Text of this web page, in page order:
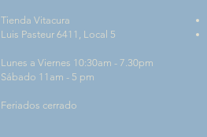
Tienda Vitacura
Luis Pasteur 6411, Local 5
Lunes a Viernes 10:30am - 7.30pm
Sábado 11am - 5 pm
Feriados cerrado